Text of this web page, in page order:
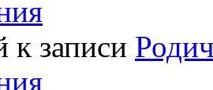
к записи